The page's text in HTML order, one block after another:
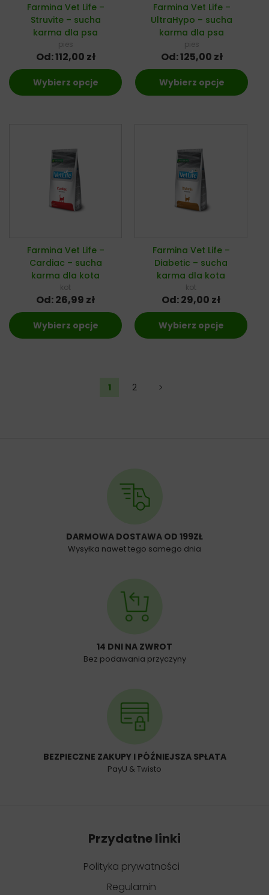
Farmina Vet Life –
Struvite – sucha
karma dla psa
pies
Od:112,00 zł
Wybierz opcje
Farmina Vet Life –
UltraHypo – sucha
karma dla psa
pies
Od:125,00 zł
Wybierz opcje
Farmina Vet Life –
Cardiac – sucha
karma dla kota
kot
Od:26,99 zł
Wybierz opcje
Farmina Vet Life –
Diabetic – sucha
karma dla kota
kot
Od:29,00 zł
Wybierz opcje
1 2 →
DARMOWA DOSTAWA OD 199ZŁ
Wysyłka nawet tego samego dnia
14 DNI NA ZWROT
Bez podawania przyczyny
BEZPIECZNE ZAKUPY I PÓŹNIEJSZA SPŁATA
PayU & Twisto
Przydatne linki
Polityka prywatności
Regulamin